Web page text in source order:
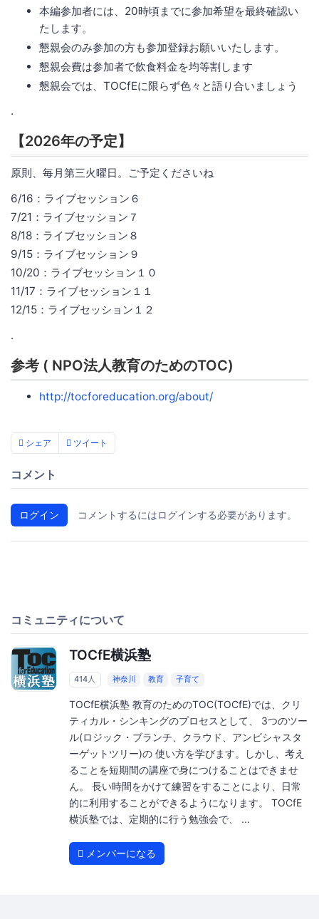
本編参加者には、20時頃までに参加希望を最終確認い
たします。
懇親会のみ参加の方も参加登録お願いいたします。
懇親会費は参加者で飲食料金を均等割します
懇親会では、TOCfEに限らず色々と語り合いましょう
.
【2026年の予定】
原則、毎月第三火曜日。ご予定くださいね
6/16：ライブセッション６
7/21：ライブセッション７
8/18：ライブセッション８
9/15：ライブセッション９
10/20：ライブセッション１０
11/17：ライブセッション１１
12/15：ライブセッション１２
.
参考 ( NPO法人教育のためのTOC)
http://tocforeducation.org/about/
シェア ツイート
コメント
ログイン コメントするにはログインする必要があります。
コミュニティについて
TOCfE横浜塾
414人 神奈川 教育 子育て
TOCfE横浜塾 教育のためのTOC(TOCfE)では、クリ
ティカル・シンキングのプロセスとして、 3つのツー
ル(ロジック・ブランチ、クラウド、アンビシャスタ
ーゲットツリー)の 使い方を学びます。しかし、考え
ることを短期間の講座で身につけることはできませ
ん。 長い時間をかけて練習をすることにより、日常
的に利用することができるようになります。 TOCfE
横浜塾では、定期的に行う勉強会で、 ...
メンバーになる